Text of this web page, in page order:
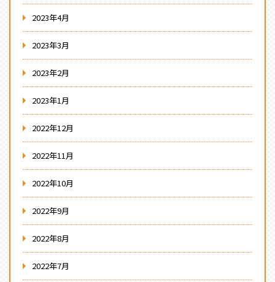
2023年4月
2023年3月
2023年2月
2023年1月
2022年12月
2022年11月
2022年10月
2022年9月
2022年8月
2022年7月